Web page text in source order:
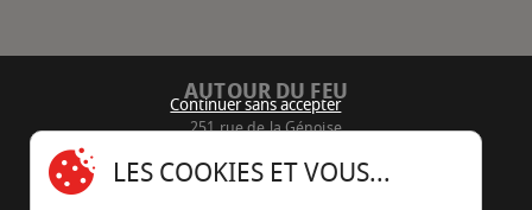
AUTOUR DU FEU
251 rue de la Génoise
05 45 22 98 09
Continuer sans accepter
LES COOKIES ET VOUS...